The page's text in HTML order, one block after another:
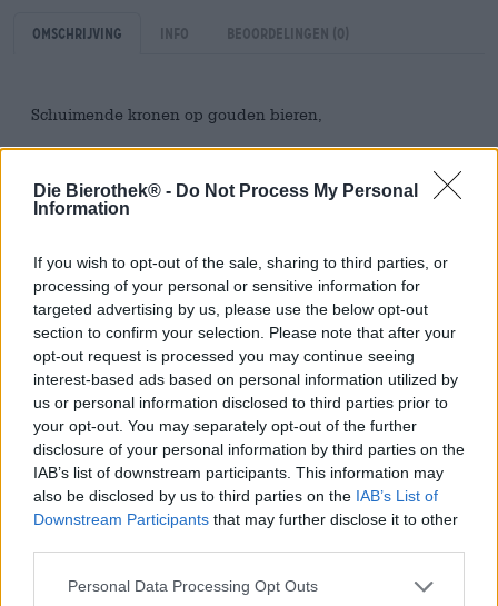
Die Bierothek® - Do Not Process My Personal
Information
If you wish to opt-out of the sale, sharing to third parties, or
processing of your personal or sensitive information for
targeted advertising by us, please use the below opt-out
section to confirm your selection. Please note that after your
opt-out request is processed you may continue seeing
interest-based ads based on personal information utilized by
us or personal information disclosed to third parties prior to
your opt-out. You may separately opt-out of the further
disclosure of your personal information by third parties on the
IAB’s list of downstream participants. This information may
also be disclosed by us to third parties on the IAB’s List of
Downstream Participants that may further disclose it to other
Personal Data Processing Opt Outs
Omschrijving Info Beoordelingen (0)
Schuimende kronen op gouden bieren,
Hop en gist, mout in grote hoeveelheden,
India Pale Ales, boordevol hop.
we aan de titel van dit bier dachten. De naam van de
Blond Sour Ale is gebaseerd op een muzikale hit uit de
jaren 60 en brengt een aantal van de dingen die de
makers het lekkerst vinden in het glas. Rabarbercake
bijvoorbeeld. Om zo dicht mogelijk bij het hemelse gebak
te komen, werd de sappige zoetheid in balans gebracht
met tonen van aardbei en rabarber en een complexe,
fruitige zuurgraad.
Whiskers on Kittens vloeit in een koperachtig, glinsterend
honinggoud het glas in en is versierd met een vluchtige
schuimkraag. De geur van ovenverse rabarbercake vult je
neus en zorgt ervoor dat je zin hebt in de eerste slok. De
bloemige speelsheid mengt zich voordat de frisse